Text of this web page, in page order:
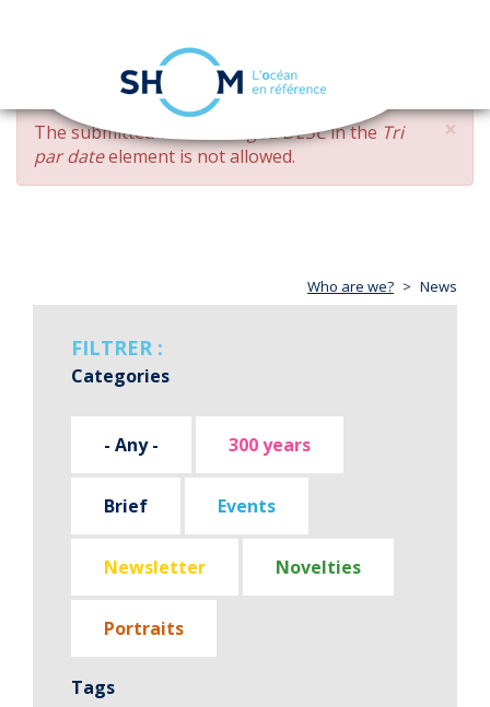
Skip
main
content
navigation
×
ERROR
MESSAGE
The submitted value changed DESCin the Tri
par dateelement is not allowed.
Who are we? News
FILTRER :
Categories
- Any - 300 years
Brief Events
Newsletter Novelties
Portraits
Tags